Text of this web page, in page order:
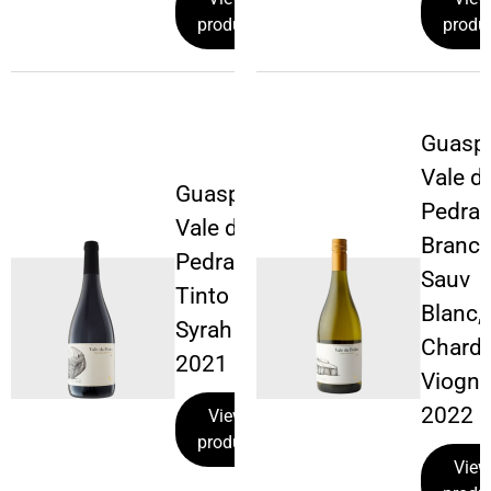
product
Guaspari
Vale da
Pedra
Tinto
Syrah
2021
View
product
Vale
Pedra
Sauv
Blanc,
Chard,
2022
View